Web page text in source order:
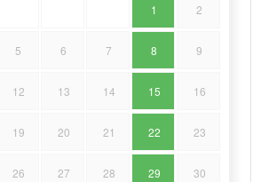
1 2
5 6 7 8 9
12 13 14 15 16
19 20 21 22 23
26 27 28 29 30